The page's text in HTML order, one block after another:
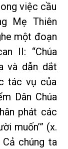
việc cầu
Mẹ Thiên
một đoạn
II: “Chúa
và dẫn dắt
tác vụ của
Dân Chúa
phát các
muốn’” (x.
Cả chúng ta